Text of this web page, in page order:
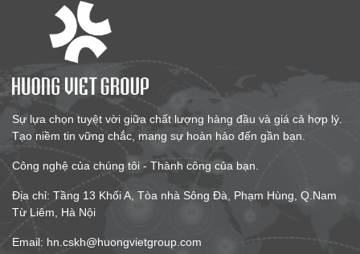
Sự lựa chọn tuyệt vời giữa chất lượng hàng đầu và giá cả hợp lý.
Tạo niềm tin vững chắc, mang sự hoàn hảo đến gần bạn.
Công nghệ của chúng tôi - Thành công của bạn.
Địa chỉ: Tầng 13 Khối A, Tòa nhà Sông Đà, Phạm Hùng, Q.Nam
Từ Liêm, Hà Nội
Email: hn.cskh@huongvietgroup.com